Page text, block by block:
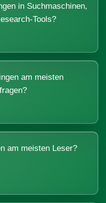
in Suchmaschinen,
Tools?
am meisten
am meisten Leser?